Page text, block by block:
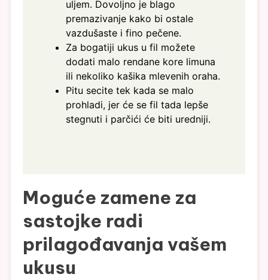
uljem. Dovoljno je blago
premazivanje kako bi ostale
vazdušaste i fino pečene.
Za bogatiji ukus u fil možete
dodati malo rendane kore limuna
ili nekoliko kašika mlevenih oraha.
Pitu secite tek kada se malo
prohladi, jer će se fil tada lepše
stegnuti i parčići će biti uredniji.
Moguće zamene za
sastojke radi
prilagođavanja vašem
ukusu